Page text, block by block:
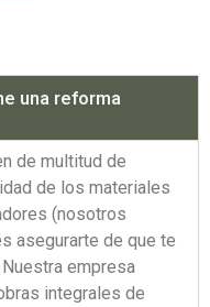
una reforma
de multitud de
de los materiales
(nosotros
asegurarte de que te
empresa
integrales de